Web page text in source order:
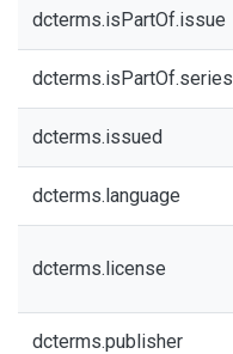
dcterms.isPartOf.issue
dcterms.isPartOf.series
dcterms.issued
dcterms.language
dcterms.license
dcterms.publisher